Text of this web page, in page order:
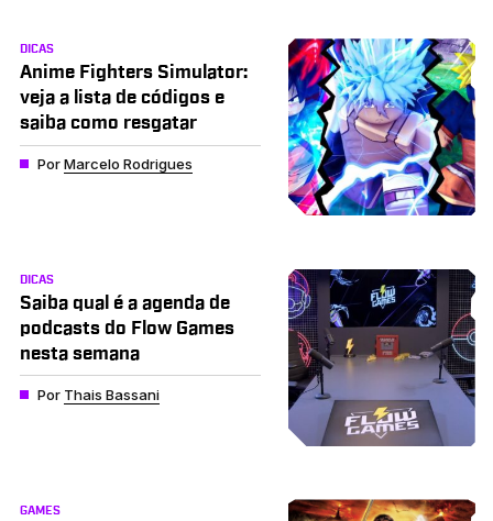
DICAS
Anime Fighters Simulator:
veja a lista de códigos e
saiba como resgatar
PorMarcelo Rodrigues
DICAS
Saiba qual é a agenda de
podcasts do Flow Games
nesta semana
Por Thais Bassani
GAMES